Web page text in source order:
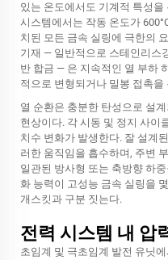
있는 온도에서도 기계적 특성을
시스템에서는 작동 온도가
치된 모든 금속 실링에 극한의
기재 — 일반적으로 스테인리스
반 합금 — 은 지속적인 열 부하
적으로 변형되거나 밀봉 접촉
열 순환은 충분한 탄성으로 설
현상이다. 각 시동 및 정지 사이
치수 변화가 발생한다. 잘 설계
러한 움직임을 흡수하며, 주변
일관된 방사형 또는 축방향 하
화 능력이 고성능 금속 실링을
개스킷과 구분 짓는다.
전력 시스템 내 압
초임계 및 극초임계 발전 유닛